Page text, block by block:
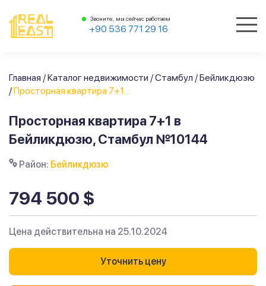
Звоните, мы сейчас работаем
+90 536 771 29 16
Главная /Каталог недвижимости /Стамбул /Бейликдюзю
/Просторная квартира 7+1...
Просторная квартира 7+1 в
Бейликдюзю, Стамбул №10144
Район: Бейликдюзю
794 500 $
Цена действительна на 25.10.2024
Уточнить цену